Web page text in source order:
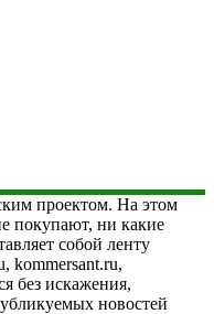
проектом. На этом
покупают, ни какие
собой ленту
kommersant.ru,
без искажения,
новостей